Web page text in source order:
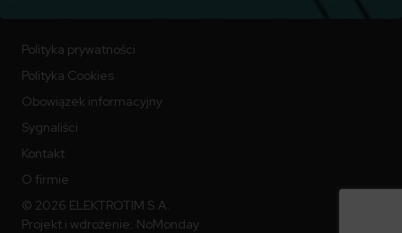
Polityka prywatności
Polityka Cookies
Obowiązek informacyjny
Sygnaliści
Kontakt
O firmie
© 2026 ELEKTROTIM S.A.
Projekt i wdrożenie: NoMonday